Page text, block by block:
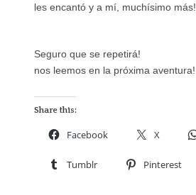
les encantó y a mí, muchísimo más!
Seguro que se repetirá!
nos leemos en la próxima aventura!
Share this:
Facebook X
Tumblr Pinterest